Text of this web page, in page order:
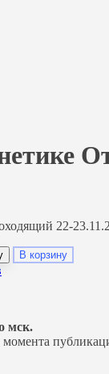
22-
В корзину
мск.
момента